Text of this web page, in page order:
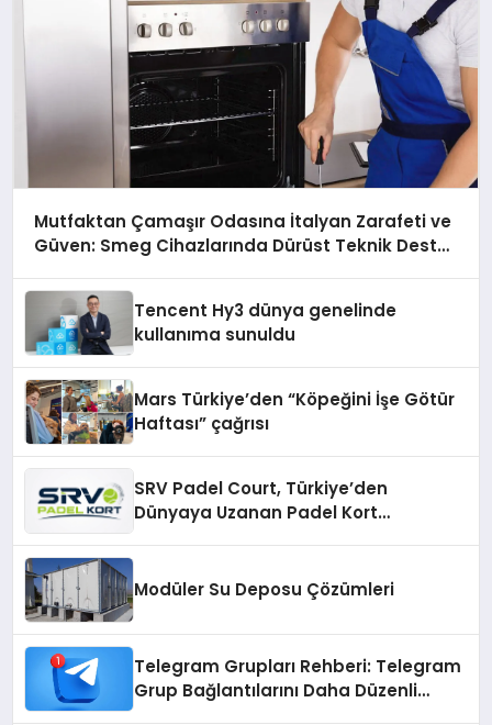
Mutfaktan Çamaşır Odasına İtalyan Zarafeti ve
Güven: Smeg Cihazlarında Dürüst Teknik Destek
Tencent Hy3 dünya genelinde
kullanıma sunuldu
Mars Türkiye’den “Köpeğini İşe Götür
Haftası” çağrısı
SRV Padel Court, Türkiye’den
Dünyaya Uzanan Padel Kort
Modüler Su Deposu Çözümleri
Telegram Grupları Rehberi: Telegram
Grup Bağlantılarını Daha Düzenli